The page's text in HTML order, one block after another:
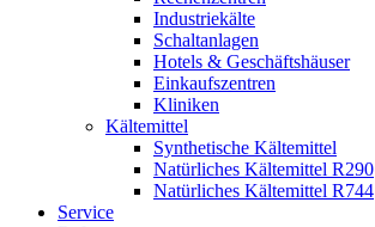
Industriekälte
Schaltanlagen
Hotels & Geschäftshäuser
Einkaufszentren
Kliniken
Kältemittel
Synthetische Kältemittel
Natürliches Kältemittel R290
Natürliches Kältemittel R744
Service